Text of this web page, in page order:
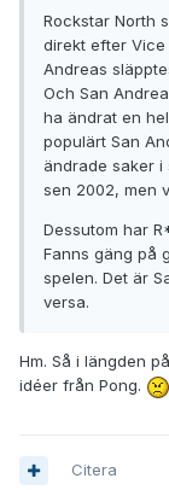
Rockstar North
direkt efter Vice
Andreas
Och San
ha ändrat en
populärt San
ändrade saker i
sen 2002, men
Dessutom har
Fanns gäng på
spelen. Det är
versa.
Hm. Så i längden
idéer från Pong.
Citera